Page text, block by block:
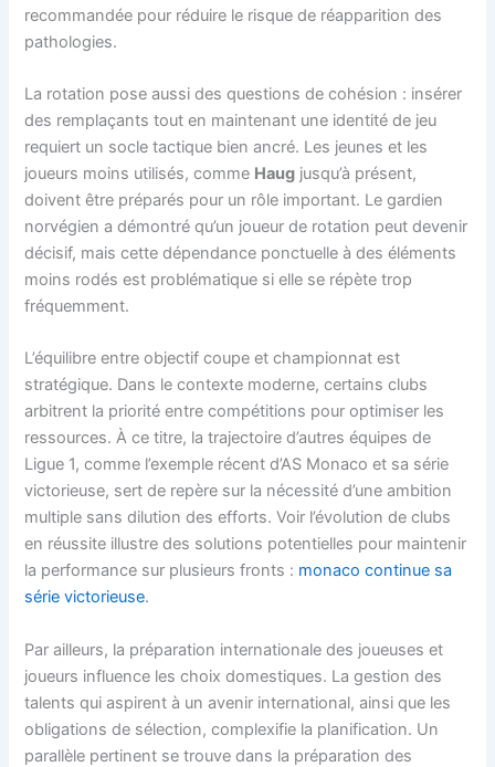
recommandée pour réduire le risque de réapparition des
pathologies.
La rotation pose aussi des questions de cohésion : insérer
des remplaçants tout en maintenant une identité de jeu
requiert un socle tactique bien ancré. Les jeunes et les
joueurs moins utilisés, comme Haug jusqu’à présent,
doivent être préparés pour un rôle important. Le gardien
norvégien a démontré qu’un joueur de rotation peut devenir
décisif, mais cette dépendance ponctuelle à des éléments
moins rodés est problématique si elle se répète trop
fréquemment.
L’équilibre entre objectif coupe et championnat est
stratégique. Dans le contexte moderne, certains clubs
arbitrent la priorité entre compétitions pour optimiser les
ressources. À ce titre, la trajectoire d’autres équipes de
Ligue 1, comme l’exemple récent d’AS Monaco et sa série
victorieuse, sert de repère sur la nécessité d’une ambition
multiple sans dilution des efforts. Voir l’évolution de clubs
en réussite illustre des solutions potentielles pour maintenir
la performance sur plusieurs fronts : monaco continue sa
série victorieuse.
Par ailleurs, la préparation internationale des joueuses et
joueurs influence les choix domestiques. La gestion des
talents qui aspirent à un avenir international, ainsi que les
obligations de sélection, complexifie la planification. Un
parallèle pertinent se trouve dans la préparation des